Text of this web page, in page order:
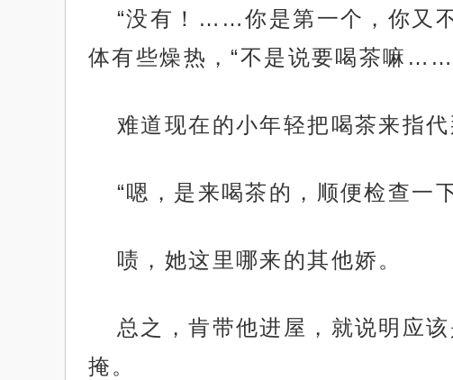
“没有！……你是第一个，你又
体有些燥热，“不是说要喝茶嘛
难道现在的小年轻把喝茶来指代
“嗯，是来喝茶的，顺便检查
啧，她这里哪来的其他娇。
总之，肯带他进屋，就说明应
掩。